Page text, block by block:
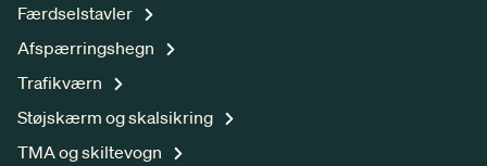
Færdselstavler
Afspærringshegn
Trafikværn
Støjskærm og skalsikring
TMA og skiltevogn